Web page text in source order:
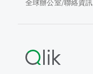
全球辦公室/聯絡資訊